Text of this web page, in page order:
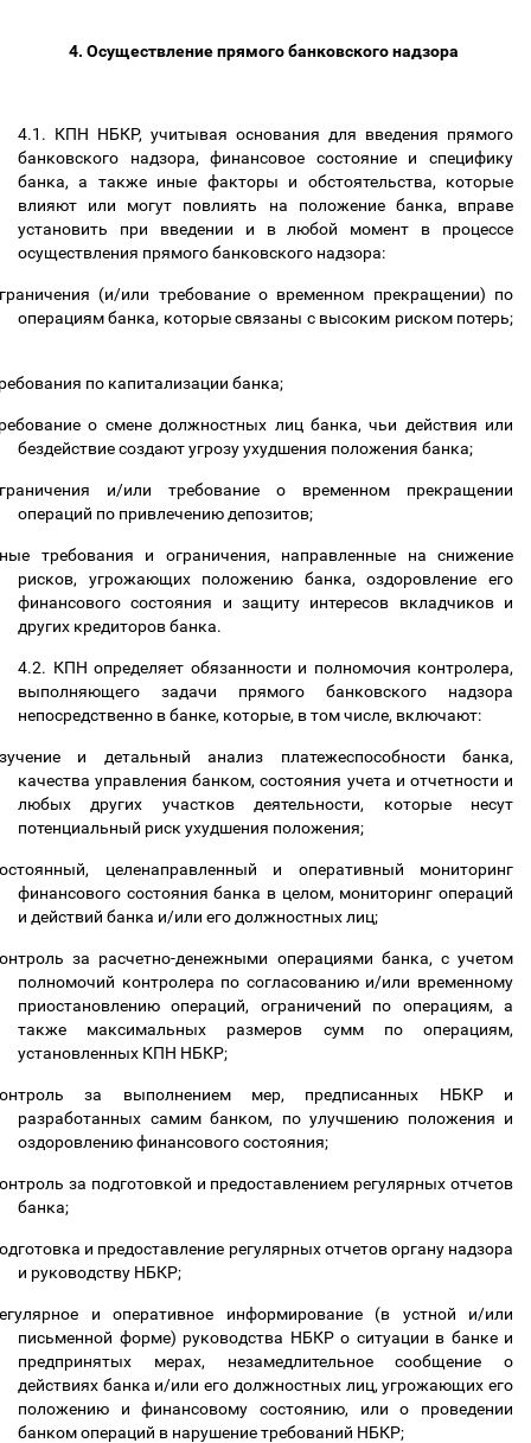
4. Осуществление прямого банковского надзора
4.1. КПН НБКР, учитывая основания для введения прямого
банковского надзора, финансовое состояние и специфику
банка, а также иные факторы и обстоятельства, которые
влияют или могут повлиять на положение банка, вправе
установить при введении и в любой момент в процессе
осуществления прямого банковского надзора:
(и/или требование о временном прекращении) по
операциям банка, которые связаны с высоким риском потерь;
по капитализации банка;
о смене должностных лиц банка, чьи действия или
бездействие создают угрозу ухудшения положения банка;
и/или требование о временном прекращении
операций по привлечению депозитов;
требования и ограничения, направленные на снижение
рисков, угрожающих положению банка, оздоровление его
финансового состояния и защиту интересов вкладчиков и
других кредиторов банка.
4.2. КПН определяет обязанности и полномочия контролера,
выполняющего задачи прямого банковского надзора
непосредственно в банке, которые, в том числе, включают:
и детальный анализ платежеспособности банка,
качества управления банком, состояния учета и отчетности и
любых других участков деятельности, которые несут
потенциальный риск ухудшения положения;
целенаправленный и оперативный мониторинг
финансового состояния банка в целом, мониторинг операций
и действий банка и/или его должностных лиц;
за расчетно-денежными операциями банка, с учетом
полномочий контролера по согласованию и/или временному
приостановлению операций, ограничений по операциям, а
также максимальных размеров сумм по операциям,
установленных КПН НБКР;
за выполнением мер, предписанных НБКР и
разработанных самим банком, по улучшению положения и
оздоровлению финансового состояния;
за подготовкой и предоставлением регулярных отчетов
банка;
и предоставление регулярных отчетов органу надзора
и руководству НБКР;
и оперативное информирование (в устной и/или
письменной форме) руководства НБКР о ситуации в банке и
предпринятых мерах, незамедлительное сообщение о
действиях банка и/или его должностных лиц, угрожающих его
положению и финансовому состоянию, или о проведении
банком операций в нарушение требований НБКР;